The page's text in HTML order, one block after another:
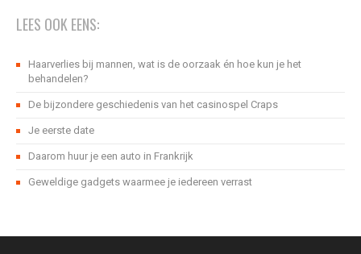
LEES OOK EENS:
Haarverlies bij mannen, wat is de oorzaak én hoe kun je het
behandelen?
De bijzondere geschiedenis van het casinospel Craps
Je eerste date
Daarom huur je een auto in Frankrijk
Geweldige gadgets waarmee je iedereen verrast